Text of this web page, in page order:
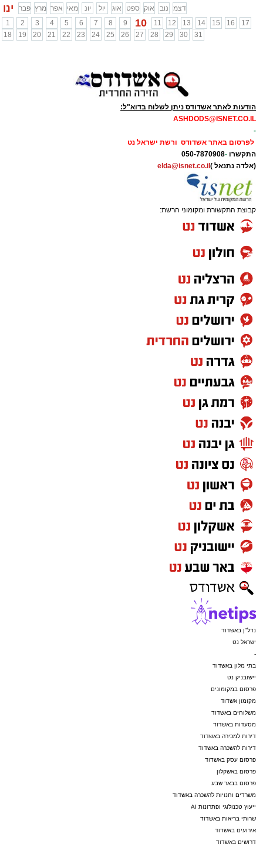
ינו פבר מרץ אפר מאי יונ יול אוג ספט אוק נוב
דצמ
1
2 3 4 5 6 7 8 9 10 11 12 13 14 15 16
17
18
19 20 21 22 23 24 25 26 27 28 29 30 31
הודעות לאתר אשדודס ניתן לשלוח בדוא"ל:
ASHDODS@ISNET.CO.IL
-
לפרסום באתר אשדודס ורשת ישראל נט
התקשרו -
050-7870908
(אלדה נתנאל ) elda@isnet.co.il
קבוצת התקשורת ומקומוני הרשת:
נדל"ן באשדוד
ישראל נט
-
בתי מלון באשדוד
יישובניק נט
פרסום במקומונים
מקומון אשדוד
משלוחים באשדוד
מסעדות באשדוד
דירות למכירה באשדוד
דירות להשכרה באשדוד
פרסום עסק באשדוד
פרסום באשקלון
פרסום בבאר שבע
משרדים וחנויות להשכרה באשדוד
ייעוץ טכנולוגי ופתרונות AI
שרותי בריאות באשדוד
אירועים באשדוד
דרושים באשדוד